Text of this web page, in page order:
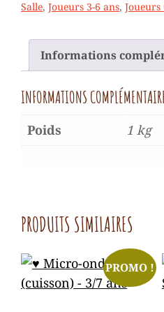
-
ANS
Salle, Joueurs 3-6 ans, Joueurs
Informations
INFORMATIONS
Poids 1 kg
PRODUITS SIMILAIRES
PROMO !